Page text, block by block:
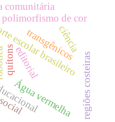
editorialbrasileiro
polimorfismo de cor
quítons regiões costeiras
transgênicos
comunitária
Água vermelha
ciência